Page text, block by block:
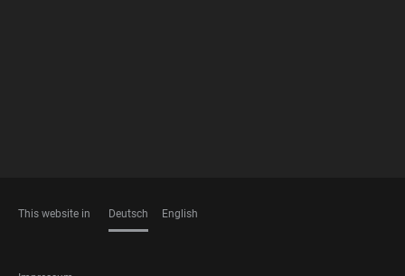
This website in Deutsch English